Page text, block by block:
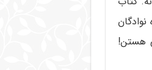
هستن!